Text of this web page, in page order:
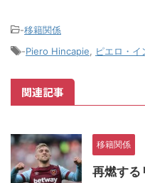
-移籍関係
-Piero Hincapie ピエロ・イ
関連記事
移籍関係
再燃する